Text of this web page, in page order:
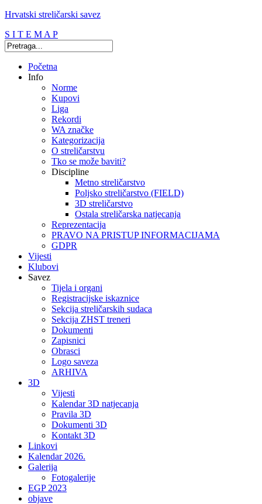
Hrvatski streličarski savez
S I T E M A P
Početna
Info
Norme
Kupovi
Liga
Rekordi
WA značke
Kategorizacija
O streličarstvu
Tko se može baviti?
Discipline
Metno streličarstvo
Poljsko streličarstvo (FIELD)
3D streličarstvo
Ostala streličarska natjecanja
Reprezentacija
PRAVO NA PRISTUP INFORMACIJAMA
GDPR
Vijesti
Klubovi
Savez
Tijela i organi
Registracijske iskaznice
Sekcija streličarskih sudaca
Sekcija ZHST treneri
Dokumenti
Zapisnici
Obrasci
Logo saveza
ARHIVA
3D
Vijesti
Kalendar 3D natjecanja
Pravila 3D
Dokumenti 3D
Kontakt 3D
Linkovi
Kalendar 2026.
Galerija
Fotogalerije
EGP 2023
objave